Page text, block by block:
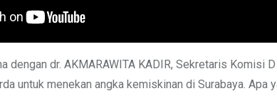
dengan dr. AKMARAWITA KADIR, Sekretaris Komisi
untuk menekan angka kemiskinan di Surabaya. Apa